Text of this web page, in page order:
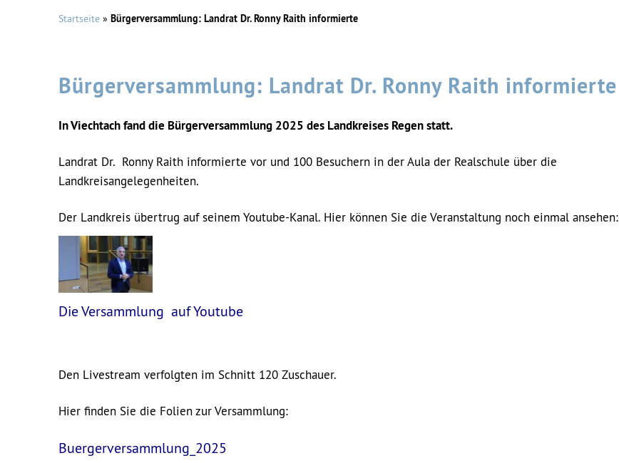
Startseite » Bürgerversammlung: Landrat Dr. Ronny Raith informierte
Bürgerversammlung: Landrat Dr. Ronny Raith informierte
In Viechtach fand die Bürgerversammlung 2025 des Landkreises Regen statt.
Landrat Dr. Ronny Raith informierte vor und 100 Besuchern in der Aula der Realschule über die
Landkreisangelegenheiten.
Der Landkreis übertrug auf seinem Youtube-Kanal. Hier können Sie die Veranstaltung noch einmal ansehen:
Die Versammlung auf Youtube
Den Livestream verfolgten im Schnitt 120 Zuschauer.
Hier finden Sie die Folien zur Versammlung:
Buergerversammlung_2025